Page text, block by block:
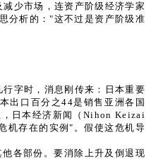
少市场，连资产阶级经济学家
分析的："这不过是资产阶级准
字时，消息刚传来：日本重要
出口百分之44是销售亚洲各国
，日本经济新闻（Nihon Keizai
机存在的实例"。假使这危机导
各部份。要消除上升及倒退现